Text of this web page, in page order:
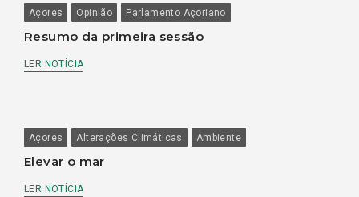
Açores Opinião Parlamento Açoriano
Resumo da primeira sessão
LER NOTÍCIA
Açores Alterações Climáticas Ambiente
Elevar o mar
LER NOTÍCIA